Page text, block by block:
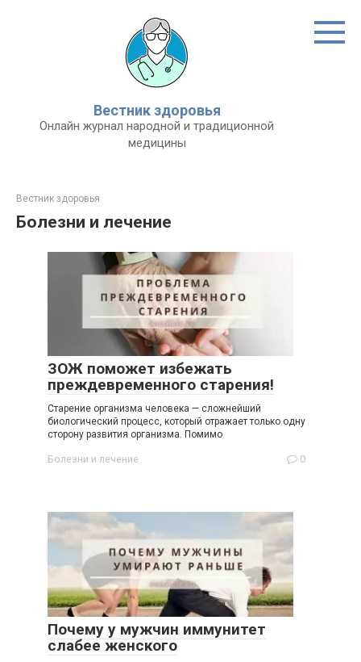
Вестник здоровья
Онлайн журнал народной и традиционной
медицины
Вестник здоровья
Болезни и лечение
ЗОЖ поможет избежать
преждевременного старения!
Старение организма человека — сложнейший
биологический процесс, который отражает только одну
сторону развития организма. Помимо
Болезни и лечение 0
Почему у мужчин иммунитет
слабее женского